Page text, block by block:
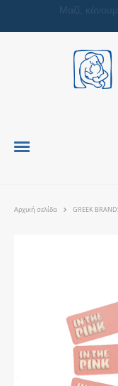
Μαζί,
Αρχική σελίδα GREEK